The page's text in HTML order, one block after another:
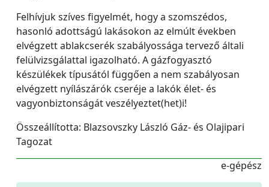
Felhívjuk szíves figyelmét, hogy a szomszédos,
hasonló adottságú lakásokon az elmúlt években
elvégzett ablakcserék szabályossága tervező általi
felülvizsgálattal igazolható. A gázfogyasztó
készülékek típusától függően a nem szabályosan
elvégzett nyílászárók cseréje a lakók élet- és
vagyonbiztonságát veszélyeztet(het)i!
Összeállította: Blazsovszky László Gáz- és Olajipari
Tagozat
e-gépész